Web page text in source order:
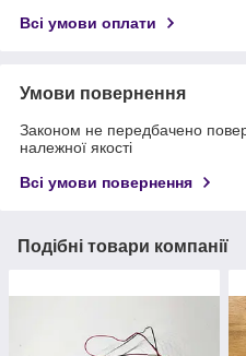
Всі умови оплати
Умови повернення
Законом не передбачено
належної якості
Всі умови повернення
Подібні товари компанії